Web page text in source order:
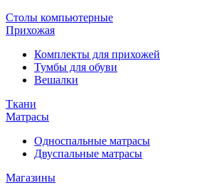
Столы компьютерные
Прихожая
Комплекты для прихожей
Тумбы для обуви
Вешалки
Ткани
Матрасы
Односпальные матрасы
Двуспальные матрасы
Магазины